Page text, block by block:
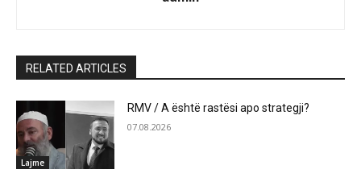
RELATED ARTICLES
Lajme
RMV / A është rastësi apo strategji?
07.08.2026